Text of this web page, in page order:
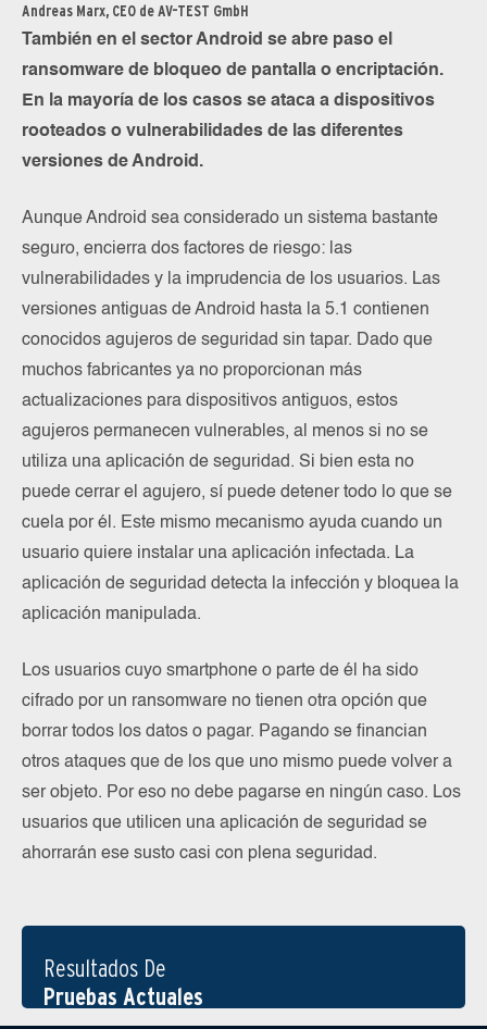
Andreas Marx, CEO de AV-TEST GmbH
También en el sector Android se abre paso el
ransomware de bloqueo de pantalla o encriptación.
En la mayoría de los casos se ataca a dispositivos
rooteados o vulnerabilidades de las diferentes
versiones de Android.
Aunque Android sea considerado un sistema bastante
seguro, encierra dos factores de riesgo: las
vulnerabilidades y la imprudencia de los usuarios. Las
versiones antiguas de Android hasta la 5.1 contienen
conocidos agujeros de seguridad sin tapar. Dado que
muchos fabricantes ya no proporcionan más
actualizaciones para dispositivos antiguos, estos
agujeros permanecen vulnerables, al menos si no se
utiliza una aplicación de seguridad. Si bien esta no
puede cerrar el agujero, sí puede detener todo lo que se
cuela por él. Este mismo mecanismo ayuda cuando un
usuario quiere instalar una aplicación infectada. La
aplicación de seguridad detecta la infección y bloquea la
aplicación manipulada.
Los usuarios cuyo smartphone o parte de él ha sido
cifrado por un ransomware no tienen otra opción que
borrar todos los datos o pagar. Pagando se financian
otros ataques que de los que uno mismo puede volver a
ser objeto. Por eso no debe pagarse en ningún caso. Los
usuarios que utilicen una aplicación de seguridad se
ahorrarán ese susto casi con plena seguridad.
Resultados De
Pruebas Actuales